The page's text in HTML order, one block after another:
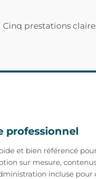
Cinq prestations
professionnel
et bien référencé
sur mesure,
incluse pour